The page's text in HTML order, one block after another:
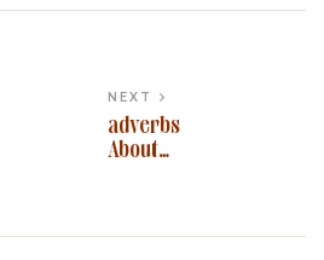
NEXT
adverbs
About